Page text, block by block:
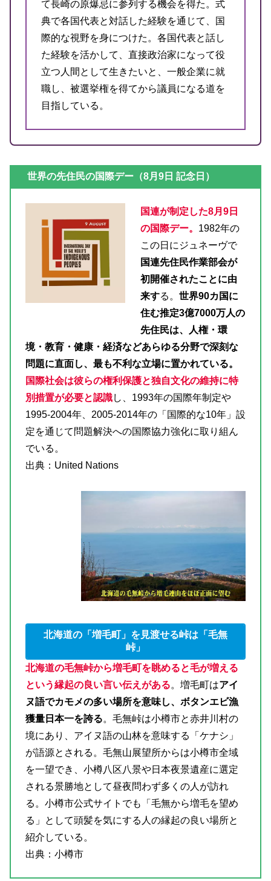
て長崎の原爆忌に参列する機会を得た。式
典で各国代表と対話した経験を通じて、国
際的な視野を身につけた。各国代表と話し
た経験を活かして、直接政治家になって役
立つ人間として生きたいと、一般企業に就
職し、被選挙権を得てから議員になる道を
目指している。
世界の先住民の国際デー（8月9日 記念日）
国連が制定した8月9日
の国際デー。 1982年の
この日にジュネーヴで
国連先住民作業部会が
初開催されたことに由
来する。 世界90カ国に
住む推定3億7000万人の
先住民は、人権・環
境・教育・健康・経済などあらゆる分野で深刻な
問題に直面し、最も不利な立場に置かれている。
国際社会は彼らの権利保護と独自文化の維持に特
別措置が必要と認識し、1993年の国際年制定や
1995-2004年、2005-2014年の「国際的な10年」設
定を通じて問題解決への国際協力強化に取り組ん
でいる。
出典：United Nations
北海道の「増毛町」を見渡せる峠は「毛無
峠」
北海道の毛無峠から増毛町を眺めると毛が増える
という縁起の良い言い伝えがある。増毛町はアイ
ヌ語でカモメの多い場所を意味し、ボタンエビ漁
獲量日本一を誇る。毛無峠は小樽市と赤井川村の
境にあり、アイヌ語の山林を意味する「ケナシ」
が語源とされる。毛無山展望所からは小樽市全域
を一望でき、小樽八区八景や日本夜景遺産に選定
される景勝地として昼夜問わず多くの人が訪れ
る。小樽市公式サイトでも「毛無から増毛を望め
る」として頭髪を気にする人の縁起の良い場所と
紹介している。
出典：小樽市